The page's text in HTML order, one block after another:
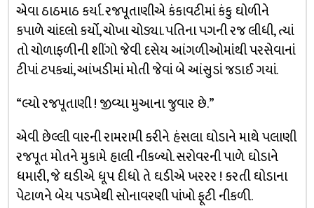
એવા ઠાઠમાઠ કર્યા. રજપૂતાણીએ કંકાવટીમાં કંકુ ઘોળીને
કપાળે ચાંદલો કર્યો, ચોખા ચોડ્યા. પતિના પગની રજ લીધી, ત્યાં
તો ચોળાફળીની શીંગો જેવી દસેય આંગળીઓમાંથી પરસેવાનાં
ટીપાં ટપક્યાં, આંખડીમાં મોતી જેવાં બે આંસુડાં જડાઈ ગયાં.
“લ્યો રજપૂતાણી ! જીવ્યા મુઆના જુવાર છે.”
એવી છેલ્લી વારની રામરામી કરીને હંસલા ઘોડાને માથે પલાણી
રજપૂત મોતને મુકામે હાલી નીકળ્યો. સરોવરની પાળે ઘોડાને
ધમારી, જે ઘડીએ ધૂપ દીધો તે ઘડીએ ખરરર ! કરતી ઘોડાના
પેટાળને બેય પડખેથી સોનાવરણી પાંખો ફૂટી નીકળી.